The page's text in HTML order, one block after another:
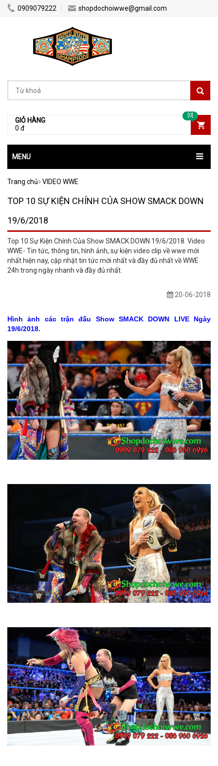
0909079222 shopdochoiwwe@gmail.com
GIỎ HÀNG
0 đ
[0]
MENU
Trang chủ VIDEO WWE
TOP 10 SỰ KIỆN CHÍNH CỦA SHOW SMACK DOWN
19/6/2018
Top 10 Sự Kiện Chính Của Show SMACK DOWN 19/6/2018. Video
WWE- Tin tức, thông tin, hình ảnh, sự kiện video clip về wwe mới
nhất hiện nay, cập nhật tin tức mới nhất và đầy đủ nhất về WWE
24h trong ngày nhanh và đầy đủ nhất.
20-06-2018
Hình ảnh các trận đấu Show SMACK DOWN LIVE Ngày
19/6/2018.